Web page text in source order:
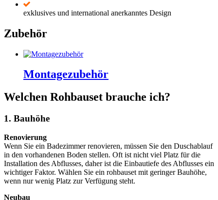
exklusives und international anerkanntes Design
Zubehör
Montagezubehör
Welchen Rohbauset brauche ich?
1. Bauhöhe
Renovierung
Wenn Sie ein Badezimmer renovieren, müssen Sie den Duschablauf
in den vorhandenen Boden stellen. Oft ist nicht viel Platz für die
Installation des Abflusses, daher ist die Einbautiefe des Abflusses ein
wichtiger Faktor. Wählen Sie ein rohbauset mit geringer Bauhöhe,
wenn nur wenig Platz zur Verfügung steht.
Neubau